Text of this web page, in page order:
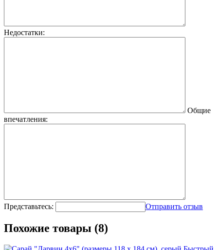
Недостатки:
Общие
впечатления:
Представьтесь: Отправить отзыв
Похожие товары (8)